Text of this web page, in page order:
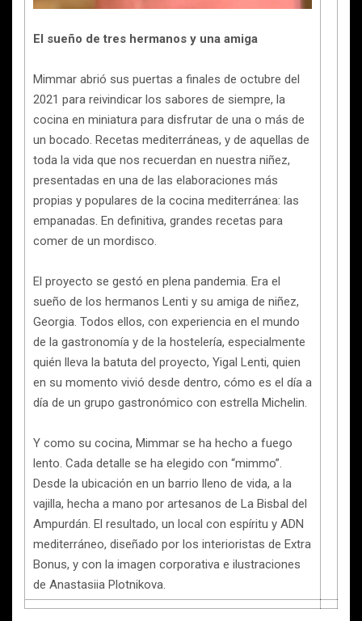
El sueño de tres hermanos y una amiga
Mimmar abrió sus puertas a finales de octubre del
2021 para reivindicar los sabores de siempre, la
cocina en miniatura para disfrutar de una o más de
un bocado. Recetas mediterráneas, y de aquellas de
toda la vida que nos recuerdan en nuestra niñez,
presentadas en una de las elaboraciones más
propias y populares de la cocina mediterránea: las
empanadas. En definitiva, grandes recetas para
comer de un mordisco.
El proyecto se gestó en plena pandemia. Era el
sueño de los hermanos Lenti y su amiga de niñez,
Georgia. Todos ellos, con experiencia en el mundo
de la gastronomía y de la hostelería, especialmente
quién lleva la batuta del proyecto, Yigal Lenti, quien
en su momento vivió desde dentro, cómo es el día a
día de un grupo gastronómico con estrella Michelin.
Y como su cocina, Mimmar se ha hecho a fuego
lento. Cada detalle se ha elegido con “mimmo”.
Desde la ubicación en un barrio lleno de vida, a la
vajilla, hecha a mano por artesanos de La Bisbal del
Ampurdán. El resultado, un local con espíritu y ADN
mediterráneo, diseñado por los interioristas de Extra
Bonus, y con la imagen corporativa e ilustraciones
de Anastasiia Plotnikova.